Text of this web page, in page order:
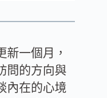
新一個月，
問的方向與
內在的心境